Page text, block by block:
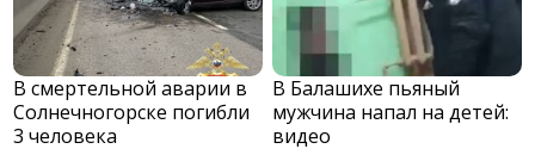
В смертельной аварии в
Солнечногорске погибли
3 человека
В Балашихе пьяный
мужчина напал на детей:
видео